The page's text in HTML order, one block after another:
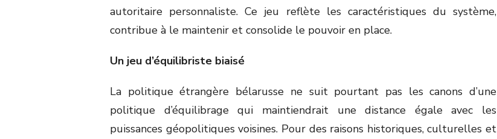
autoritaire personnaliste. Ce jeu reflète les caractéristiques du système,
contribue à le maintenir et consolide le pouvoir en place.
Un jeu d’équilibriste biaisé
La politique étrangère bélarusse ne suit pourtant pas les canons d’une
politique d’équilibrage qui maintiendrait une distance égale avec les
puissances géopolitiques voisines. Pour des raisons historiques, culturelles et